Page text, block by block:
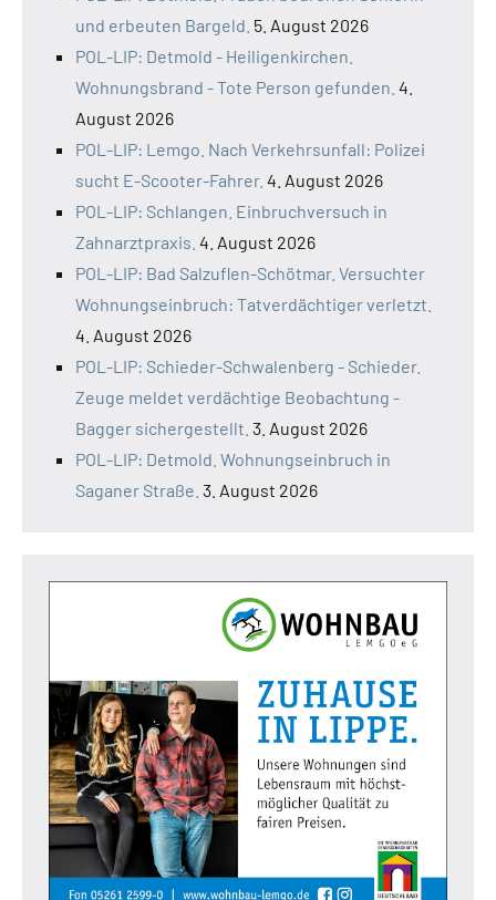
und erbeuten Bargeld. 5. August 2026
POL-LIP: Detmold - Heiligenkirchen.
Wohnungsbrand - Tote Person gefunden. 4.
August 2026
POL-LIP: Lemgo. Nach Verkehrsunfall: Polizei
sucht E-Scooter-Fahrer. 4. August 2026
POL-LIP: Schlangen. Einbruchversuch in
Zahnarztpraxis. 4. August 2026
POL-LIP: Bad Salzuflen-Schötmar. Versuchter
Wohnungseinbruch: Tatverdächtiger verletzt.
4. August 2026
POL-LIP: Schieder-Schwalenberg - Schieder.
Zeuge meldet verdächtige Beobachtung -
Bagger sichergestellt. 3. August 2026
POL-LIP: Detmold. Wohnungseinbruch in
Saganer Straße. 3. August 2026